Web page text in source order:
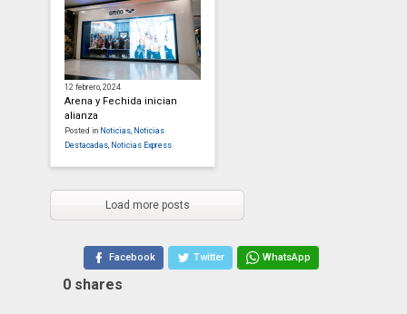
12 febrero, 2024
Arena y Fechida inician
alianza
Posted in Noticias Noticias
Destacadas Noticias Express
Load more posts
Facebook Twitter WhatsApp
0 shares